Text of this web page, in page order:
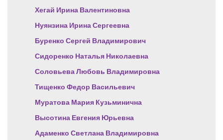
Хегай Ирина Валентиновна
Нуянзина Ирина Сергеевна
Буренко Сергей Владимирович
Сидоренко Наталья Николаевна
Соловьева Любовь Владимировна
Тищенко Федор Васильевич
Муратова Мария Кузьминична
Высотина Евгения Юрьевна
Адаменко Светлана Владимировна